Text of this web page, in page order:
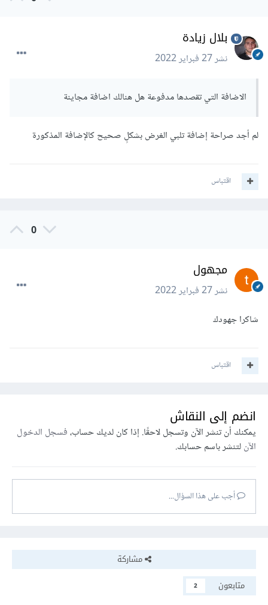
بلال زيادة
نشر27 فبراير 2022
الاضافة التي تقصدها مدفوعة هل هنالك اضافة مجاينة
لم أجد صراحة إضافة تلبي الغرض بشكلٍ صحيح كالإضافة المذكورة
اقتباس
0
مجهول
نشر27 فبراير 2022
شاكرا جهودك
اقتباس
انضم إلى النقاش
يمكنك أن تنشر الآن وتسجل لاحقًا. إذا كان لديك حساب،فسجل الدخول
الآنلتنشر باسم حسابك.
أجب على هذا السؤال...
مشاركة
متابعون
2